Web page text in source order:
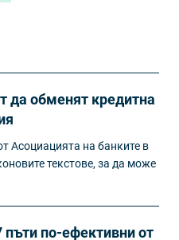
да обменят кредитна
Асоциацията на банките в
текстове, за да може
пъти по-ефективни от